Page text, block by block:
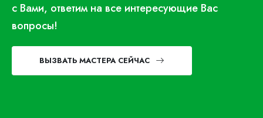
с Вами, ответим на все интересующие Вас
вопросы!
ВЫЗВАТЬ МАСТЕРА СЕЙЧАС